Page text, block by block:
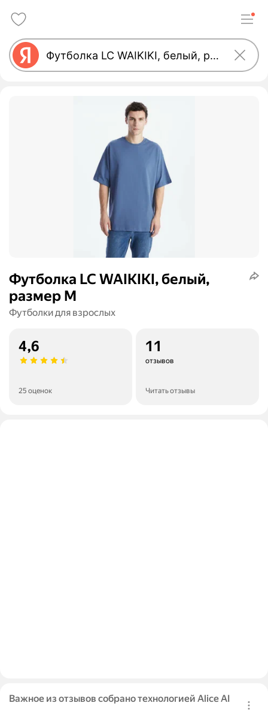
Футболка LC WAIKIKI, белый,
размер M
Футболки для взрослых
4,6
25 оценок
11
отзывов
Читать отзывы
Важное из отзывов собрано технологией Alice AI